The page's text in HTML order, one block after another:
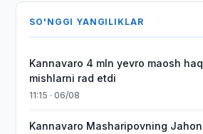
SO'NGGI YANGILIKLAR
Kannavaro 4 mln yevro maosh
mishlarni rad etdi
11:15 · 06/08
Kannavaro Masharipovning